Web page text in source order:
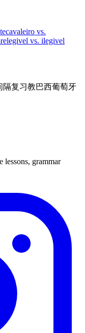
cavaleiro vs.
elegivel vs. ilegivel
隔复习教巴西葡萄牙
lessons, grammar